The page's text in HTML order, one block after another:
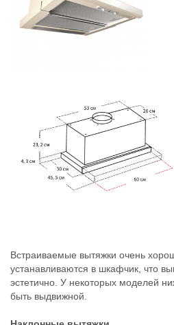
Встраиваемые вытяжки очень
устанавливаются в шкафчик, что
эстетично. У некоторых моделей
быть выдвижной.